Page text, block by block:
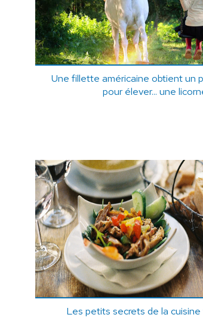
Une fillette américaine obtient un
pour élever... une
Les petits secrets de la